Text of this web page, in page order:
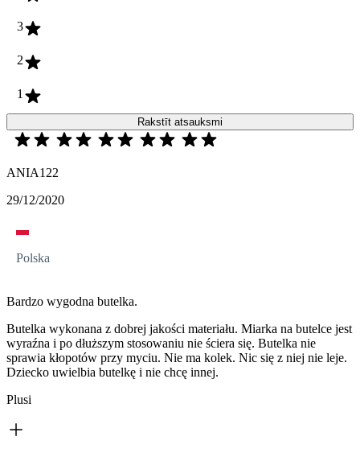
3
2
1
Rakstīt atsauksmi
ANIA122
29/12/2020
Polska
Bardzo wygodna butelka.
Butelka wykonana z dobrej jakości materiału. Miarka na butelce jest
wyraźna i po dłuższym stosowaniu nie ściera się. Butelka nie
sprawia kłopotów przy myciu. Nie ma kolek. Nic się z niej nie leje.
Dziecko uwielbia butelkę i nie chcę innej.
Plusi